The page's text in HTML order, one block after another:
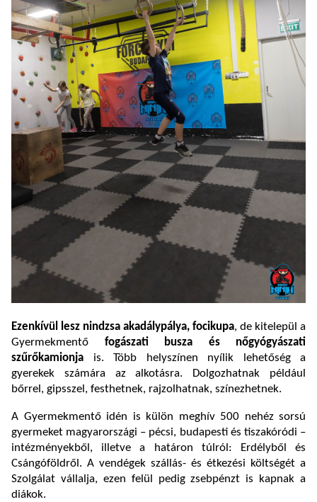
Ezenkívül lesz nindzsa akadálypálya, focikupa, de kitelepül a
Gyermekmentő fogászati busza és nőgyógyászati
szűrőkamionja is. Több helyszínen nyílik lehetőség a
gyerekek számára az alkotásra. Dolgozhatnak például
bőrrel, gipsszel, festhetnek, rajzolhatnak, színezhetnek.
A Gyermekmentő idén is külön meghív 500 nehéz sorsú
gyermeket magyarországi – pécsi, budapesti és tiszakóródi –
intézményekből, illetve a határon túlról: Erdélyből és
Csángóföldről. A vendégek szállás- és étkezési költségét a
Szolgálat vállalja, ezen felül pedig zsebpénzt is kapnak a
diákok.